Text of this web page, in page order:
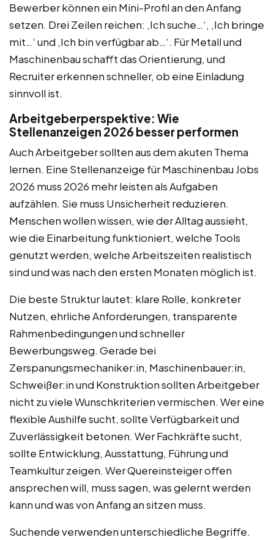
Bewerber können ein Mini-Profil an den Anfang
setzen. Drei Zeilen reichen: ‚Ich suche…‘, ‚Ich bringe
mit…‘ und ‚Ich bin verfügbar ab…‘. Für Metall und
Maschinenbau schafft das Orientierung, und
Recruiter erkennen schneller, ob eine Einladung
sinnvoll ist.
Arbeitgeberperspektive: Wie
Stellenanzeigen 2026 besser performen
Auch Arbeitgeber sollten aus dem akuten Thema
lernen. Eine Stellenanzeige für Maschinenbau Jobs
2026 muss 2026 mehr leisten als Aufgaben
aufzählen. Sie muss Unsicherheit reduzieren.
Menschen wollen wissen, wie der Alltag aussieht,
wie die Einarbeitung funktioniert, welche Tools
genutzt werden, welche Arbeitszeiten realistisch
sind und was nach den ersten Monaten möglich ist.
Die beste Struktur lautet: klare Rolle, konkreter
Nutzen, ehrliche Anforderungen, transparente
Rahmenbedingungen und schneller
Bewerbungsweg. Gerade bei
Zerspanungsmechaniker:in, Maschinenbauer:in,
Schweißer:in und Konstruktion sollten Arbeitgeber
nicht zu viele Wunschkriterien vermischen. Wer eine
flexible Aushilfe sucht, sollte Verfügbarkeit und
Zuverlässigkeit betonen. Wer Fachkräfte sucht,
sollte Entwicklung, Ausstattung, Führung und
Teamkultur zeigen. Wer Quereinsteiger offen
ansprechen will, muss sagen, was gelernt werden
kann und was von Anfang an sitzen muss.
Suchende verwenden unterschiedliche Begriffe.